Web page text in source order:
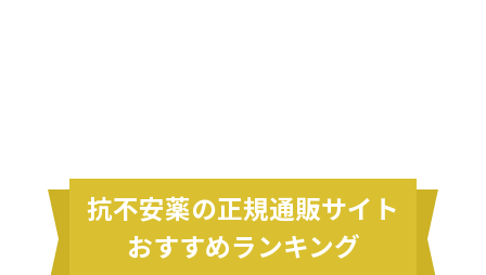
抗不安薬の正規通販サイト
おすすめランキング